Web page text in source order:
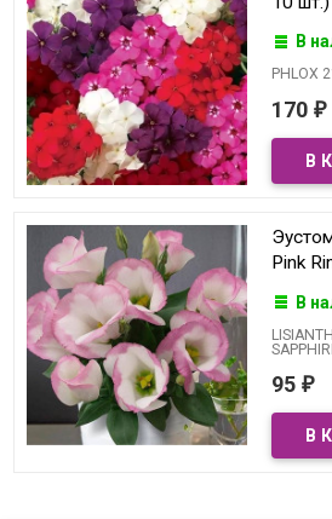
В
PHLOX
170 ₽
Pink
В
95 ₽